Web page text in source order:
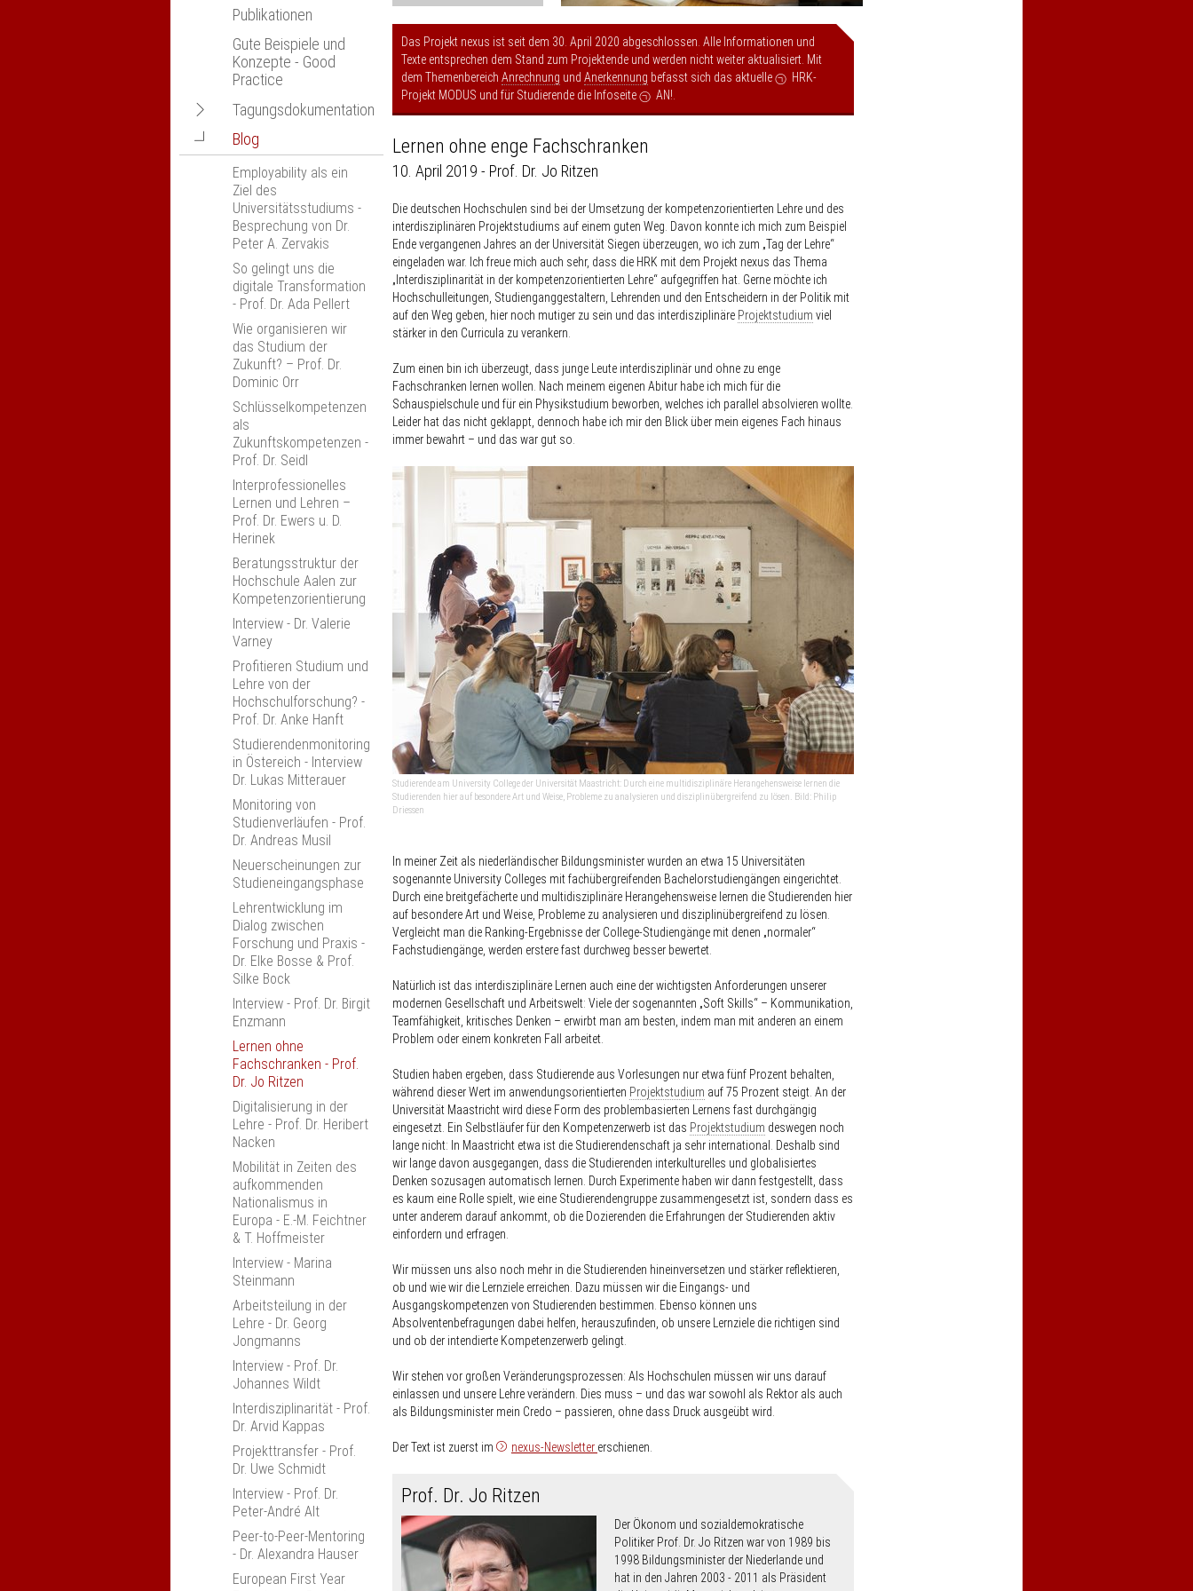
Publikationen
Gute Beispiele und
Konzepte - Good
Practice
Tagungsdokumentation
Navigation
öffnen
nexus-Jahrestagung -
abgesagt
Wissenschaftlichkeit,
Fachlichkeit und
Beruflichkeit
Anerkennung und
Anrechnung an
Hochschulen, München
Erfahrungsaustausch
„Kompetenzorientierung
in den Ingenieur­
wissenschaften“
Dresden
Prüfungen gestalten -
Kompetenzen abbilden,
Philipps-Universität
Marburg
Anerkennung und
Mobilität: Potenziale zur
Internationalisierung
der Studiengänge
Anerkennung und
Anrechnung im Kontext
der
(System-)Akkreditierung
Digitaler Wandel in
Studium und Lehre,
Kaiserslautern
Anerkennung und
Anrechnung an
Oldenburg
Qualitätsgesicherte
Ulm
Erfahrungsaustausch
in den Ingenieur­
wissenschaften" Bonn
Studiengang-Monitoring
2019
Jahrestagung 2019
Zur praktischen
Umsetzung der
Kompetenzorientierung,
Anerkennung an
Hochschulen, Leipzig
"Die Einheit von Lehren,
Lernen und Prüfen"
Anerkennung und
Anrechnung an
Hochschulen
Verbesserung von
Anerkennung und
Mobilität
Studieneingangsphase
im Umbruch
Erfahrungsaustausch
"Kompetenzorientierung
in den Ingenieur­
wissenschaften"
Ingolstadt
Praktika Tagung
nexus-Jahrestagung
2018
Interprofessionalität
fördern
Erfahrungsaustausch
"Entrepreneurship-
orientiertes Lehren und
Blog
Navigation
öffnen
Employability als ein
Ziel des
Universitätsstudiums -
Besprechung von Dr.
Peter A. Zervakis
So gelingt uns die
digitale Transformation
- Prof. Dr. Ada Pellert
Wie organisieren wir
das Studium der
Zukunft? – Prof. Dr.
Dominic Orr
Schlüsselkompetenzen
als
Zukunftskompetenzen -
Prof. Dr. Seidl
Interprofessionelles
Lernen und Lehren –
Prof. Dr. Ewers u. D.
Herinek
Beratungsstruktur der
Hochschule Aalen zur
Kompetenzorientierung
Interview - Dr. Valerie
Varney
Profitieren Studium und
Lehre von der
Hochschulforschung? -
Prof. Dr. Anke Hanft
Studierendenmonitoring
in Östereich - Interview
Dr. Lukas Mitterauer
Monitoring von
Studienverläufen - Prof.
Dr. Andreas Musil
Neuerscheinungen zur
Studieneingangsphase
Lehrentwicklung im
Dialog zwischen
Forschung und Praxis -
Dr. Elke Bosse & Prof.
Silke Bock
Interview - Prof. Dr. Birgit
Enzmann
Lernen ohne
Fachschranken - Prof.
Dr. Jo Ritzen
Digitalisierung in der
Lehre - Prof. Dr. Heribert
Nacken
Mobilität in Zeiten des
aufkommenden
Nationalismus in
Europa - E.-M. Feichtner
& T. Hoffmeister
Interview - Marina
Steinmann
Arbeitsteilung in der
Lehre - Dr. Georg
Jongmanns
Interview - Prof. Dr.
Johannes Wildt
Interdisziplinarität - Prof.
Dr. Arvid Kappas
Projekttransfer - Prof.
Dr. Uwe Schmidt
Interview - Prof. Dr.
Peter-André Alt
Peer-to-Peer-Mentoring
- Dr. Alexandra Hauser
European First Year
Das Projekt nexus ist seit dem 30. April 2020 abgeschlossen. Alle Informationen und
Texte entsprechen dem Stand zum Projektende und werden nicht weiter aktualisiert. Mit
dem Themenbereich Anrechnung und Anerkennung befasst sich das aktuelle
HRK-
Projekt MODUS und für Studierende die Infoseite AN!
Lernen ohne enge Fachschranken
10. April 2019 - Prof. Dr. Jo Ritzen
Die deutschen Hochschulen sind bei der Umsetzung der kompetenzorientierten Lehre und des
interdisziplinären Projektstudiums auf einem guten Weg. Davon konnte ich mich zum Beispiel
Ende vergangenen Jahres an der Universität Siegen überzeugen, wo ich zum „Tag der Lehre“
eingeladen war. Ich freue mich auch sehr, dass die HRK mit dem Projekt nexus das Thema
„Interdisziplinarität in der kompetenzorientierten Lehre“ aufgegriffen hat. Gerne möchte ich
Hochschulleitungen, Studienganggestaltern, Lehrenden und den Entscheidern in der Politik mit
auf den Weg geben, hier noch mutiger zu sein und das interdisziplinäre Projektstudium viel
stärker in den Curricula zu verankern.
Zum einen bin ich überzeugt, dass junge Leute interdisziplinär und ohne zu enge
Fachschranken lernen wollen. Nach meinem eigenen Abitur habe ich mich für die
Schauspielschule und für ein Physikstudium beworben, welches ich parallel absolvieren wollte.
Leider hat das nicht geklappt, dennoch habe ich mir den Blick über mein eigenes Fach hinaus
immer bewahrt – und das war gut so.
Studierende am University College der Universität Maastricht: Durch eine multidisziplinäre Herangehensweise lernen die
Studierenden hier auf besondere Art und Weise, Probleme zu analysieren und disziplinübergreifend zu lösen. Bild: Philip
Driessen
In meiner Zeit als niederländischer Bildungsminister wurden an etwa 15 Universitäten
sogenannte University Colleges mit fachübergreifenden Bachelorstudiengängen eingerichtet.
Durch eine breitgefächerte und multidisziplinäre Herangehensweise lernen die Studierenden hier
auf besondere Art und Weise, Probleme zu analysieren und disziplinübergreifend zu lösen.
Vergleicht man die Ranking-Ergebnisse der College-Studiengänge mit denen „normaler“
Fachstudiengänge, werden erstere fast durchweg besser bewertet.
Natürlich ist das interdisziplinäre Lernen auch eine der wichtigsten Anforderungen unserer
modernen Gesellschaft und Arbeitswelt: Viele der sogenannten „Soft Skills“ – Kommunikation,
Teamfähigkeit, kritisches Denken – erwirbt man am besten, indem man mit anderen an einem
Problem oder einem konkreten Fall arbeitet.
Studien haben ergeben, dass Studierende aus Vorlesungen nur etwa fünf Prozent behalten,
während dieser Wert im anwendungsorientierten Projektstudium auf 75 Prozent steigt. An der
Universität Maastricht wird diese Form des problembasierten Lernens fast durchgängig
eingesetzt. Ein Selbstläufer für den Kompetenzerwerb ist das Projektstudium deswegen noch
lange nicht: In Maastricht etwa ist die Studierendenschaft ja sehr international. Deshalb sind
wir lange davon ausgegangen, dass die Studierenden interkulturelles und globalisiertes
Denken sozusagen automatisch lernen. Durch Experimente haben wir dann festgestellt, dass
es kaum eine Rolle spielt, wie eine Studierendengruppe zusammengesetzt ist, sondern dass es
unter anderem darauf ankommt, ob die Dozierenden die Erfahrungen der Studierenden aktiv
einfordern und erfragen.
Wir müssen uns also noch mehr in die Studierenden hineinversetzen und stärker reflektieren,
ob und wie wir die Lernziele erreichen. Dazu müssen wir die Eingangs- und
Ausgangskompetenzen von Studierenden bestimmen. Ebenso können uns
Absolventenbefragungen dabei helfen, herauszufinden, ob unsere Lernziele die richtigen sind
und ob der intendierte Kompetenzerwerb gelingt.
Wir stehen vor großen Veränderungsprozessen: Als Hochschulen müssen wir uns darauf
einlassen und unsere Lehre verändern. Dies muss – und das war sowohl als Rektor als auch
als Bildungsminister mein Credo – passieren, ohne dass Druck ausgeübt wird.
Der Text ist zuerst im nexus-Newsletter erschienen.
Prof. Dr. Jo Ritzen
Der Ökonom und sozialdemokratische
Politiker Prof. Dr. Jo Ritzen war von 1989 bis
1998 Bildungsminister der Niederlande und
hat in den Jahren 2003 - 2011 als Präsident